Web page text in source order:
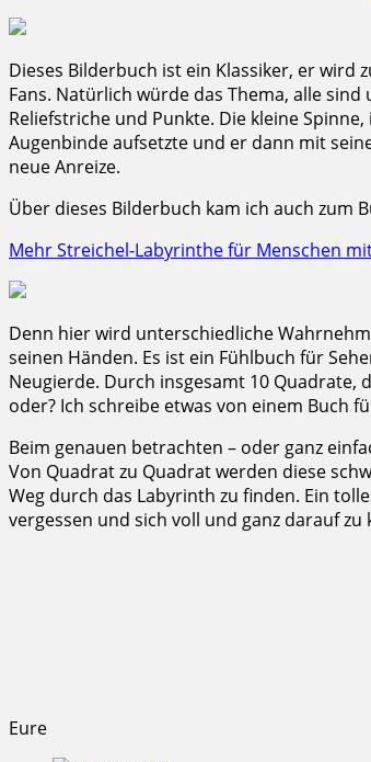
Dieses Bilderbuch ist ein Klassiker, er
Fans. Natürlich würde das Thema, alle
Reliefstriche und Punkte. Die kleine
Augenbinde aufsetzte und er dann mit
neue Anreize.
Über dieses Bilderbuch kam ich auch zum
Mehr Streichel-Labyrinthe für Menschen
Denn hier wird unterschiedliche
seinen Händen. Es ist ein Fühlbuch für
Neugierde. Durch insgesamt 10 Quadrate,
oder? Ich schreibe etwas von einem Buch
Beim genauen betrachten – oder ganz
Von Quadrat zu Quadrat werden diese
Weg durch das Labyrinth zu finden. Ein
vergessen und sich voll und ganz darauf zu
Eure